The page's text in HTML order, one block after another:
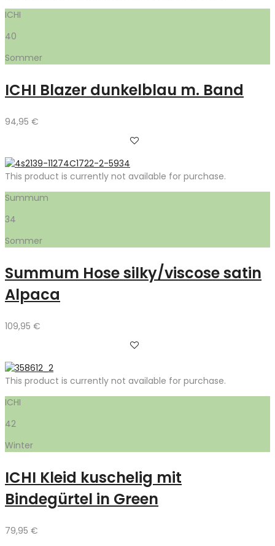
ICHI
40
Sommer
ICHI Blazer dunkelblau m. Band
94,95 €
This product is currently not available for purchase.
Summum
34
Sommer
Summum Hose silky/viscose satin
Alpaca
109,95 €
This product is currently not available for purchase.
ICHI
42
Winter
ICHI Kleid kuschelig mit
Bindegürtel in Green
79,95 €